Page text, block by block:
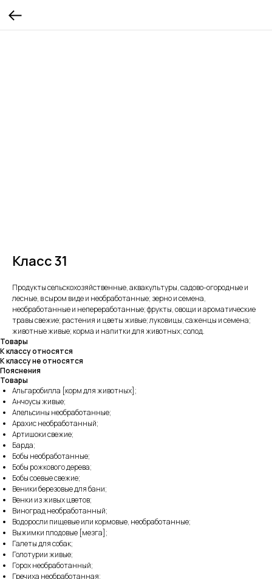
Класс 31
Продукты сельскохозяйственные, аквакультуры, садово-огородные и
лесные, в сыром виде и необработанные; зерно и семена,
необработанные и непереработанные; фрукты, овощи и ароматические
травы свежие; растения и цветы живые; луковицы, саженцы и семена;
животные живые; корма и напитки для животных; солод.
Товары
К классу относятся
К классу не относятся
Пояснения
Товары
Альгаробилла [корм для животных];
Анчоусы живые;
Апельсины необработанные;
Арахис необработанный;
Артишоки свежие;
Барда;
Бобы необработанные;
Бобы рожкового дерева;
Бобы соевые свежие;
Веники березовые для бани;
Венки из живых цветов;
Виноград необработанный;
Водоросли пищевые или кормовые, необработанные;
Выжимки плодовые [мезга];
Галеты для собак;
Голотурии живые;
Горох необработанный;
Гречиха необработанная;